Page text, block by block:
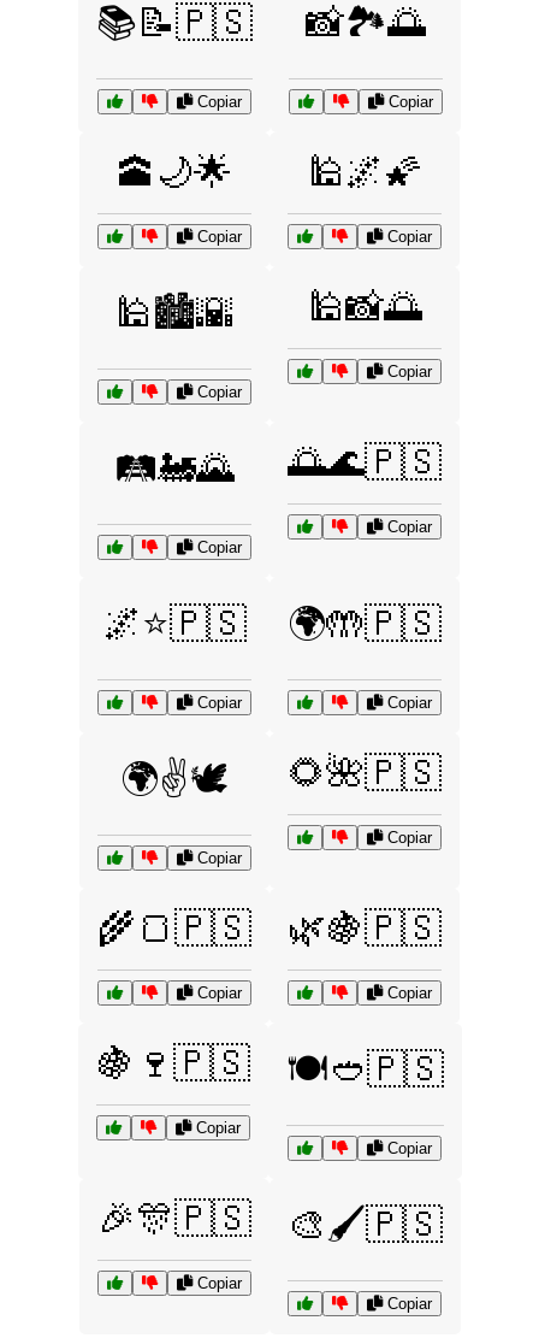
📚📝🇵🇸
Copiar
📸🏞️🌅
Copiar
🕋🌙🌟
Copiar
🕌🌌🌠
Copiar
🕌🏙️🌇
Copiar
🕌📸🌅
Copiar
🛤️🚂🌄
Copiar
🌅🌊🇵🇸
Copiar
🌌⭐🇵🇸
Copiar
🌍🤲🇵🇸
Copiar
🌍✌️🕊️
Copiar
🌻🌺🇵🇸
Copiar
🌾🍞🇵🇸
Copiar
🌿🍇🇵🇸
Copiar
🍇🍷🇵🇸
Copiar
🍽️🥙🇵🇸
Copiar
🎉🎊🇵🇸
Copiar
🎨🖌️🇵🇸
Copiar